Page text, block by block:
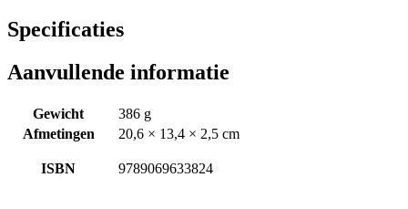
Specificaties
Aanvullende informatie
Gewicht
386 g
Afmetingen
20,6 × 13,4 × 2,5 cm
ISBN 9789069633824